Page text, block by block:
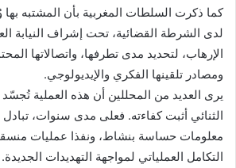
كما ذكرت السلطات المغربية بأن المشتبه
لدى الشرطة القضائية، تحت إشراف النيابة
الإرهاب، لتحديد مدى تطرفها، واتصالاتها
ومصادر تلقينها الفكري والإيديولوجي.
يرى العديد من المحللين أن هذه العملية تُجسّد
الثنائي أثبت كفاءته. فعلى مدى سنوات،
معلومات حساسة بنشاط، ونفذا عمليات
التكامل العملياتي لمواجهة التهديدات الجديدة.